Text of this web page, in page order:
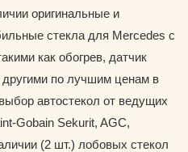
оригинальные и
стекла для Mercedes с
как обогрев, датчик
по лучшим ценам в
автостекол от ведущих
Gobain Sekurit, AGC,
(2 шт.) лобовых стекол